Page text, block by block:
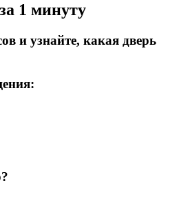
1 минуту
и узнайте, какая дверь